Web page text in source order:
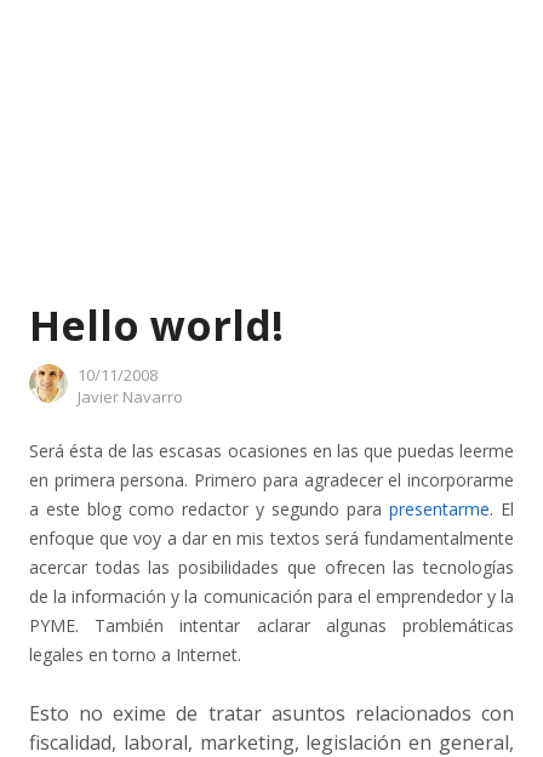
Hello world!
10/11/2008
Author
Javier Navarro
Será ésta de las escasas ocasiones en las que puedas leerme
en primera persona. Primero para agradecer el incorporarme
a este blog como redactor y segundo para presentarme. El
enfoque que voy a dar en mis textos será fundamentalmente
acercar todas las posibilidades que ofrecen las tecnologías
de la información y la comunicación para el emprendedor y la
PYME. También intentar aclarar algunas problemáticas
legales en torno a Internet.
Esto no exime de tratar asuntos relacionados con
fiscalidad, laboral, marketing, legislación en general,